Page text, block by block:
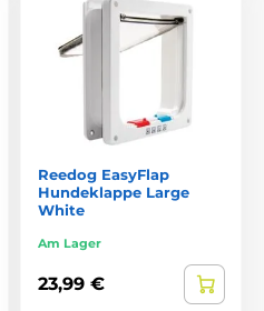
Reedog EasyFlap
Hundeklappe Large
White
Am Lager
23,99 €